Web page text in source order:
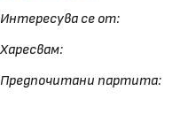
Интересува се от:
Харесвам:
Предпочитани партита: